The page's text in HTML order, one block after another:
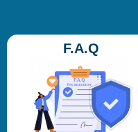
F.A.Q